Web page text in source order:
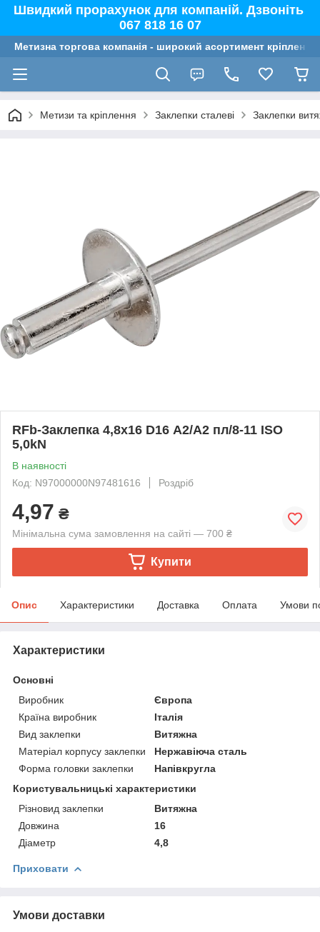
Швидкий прорахунок для компаній. Дзвоніть
067 818 16 07
Метизна торгова компанія - широкий асортимент
Метизи та кріплення Заклепки сталеві Заклепки
RFb-Заклепка 4,8х16 D16 А2/А2 пл/8-11 ISO
5,0kN
В наявності
Код: N97000000N97481616
Роздріб
4,97 ₴
Мінімальна сума замовлення на сайті — 700 ₴
Купити
Опис Характеристики Доставка Оплата Умови
Характеристики
Основні
Виробник
Європа
Країна виробник
Італія
Вид заклепки
Витяжна
Матеріал корпусу заклепки
Нержавіюча сталь
Форма головки заклепки
Напівкругла
Користувальницькі характеристики
Різновид заклепки
Витяжна
Довжина
16
Діаметр
4,8
Приховати
Умови доставки